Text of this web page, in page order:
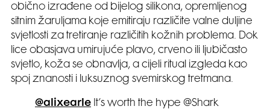
obično izrađene od bijelog silikona, opremljenog
sitnim žaruljama koje emitiraju različite valne duljine
svjetlosti za tretiranje različitih kožnih problema. Dok
lice obasjava umirujuće plavo, crveno ili ljubičasto
svjetlo, koža se obnavlja, a cijeli ritual izgleda kao
spoj znanosti i luksuznog svemirskog tretmana.
@alixearle It’s worth the hype @Shark